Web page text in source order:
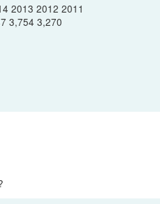
2013 2012 2011
3,754 3,270